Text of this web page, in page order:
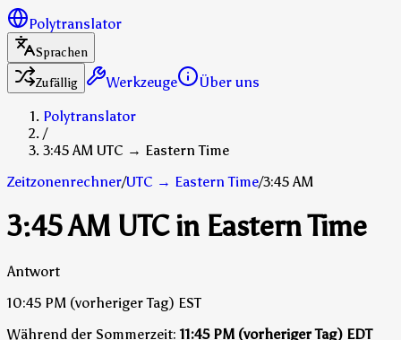
Polytranslator
Sprachen
Zufällig
Werkzeuge
Über uns
Polytranslator
/
3:45 AM UTC → Eastern Time
Zeitzonenrechner/UTC → Eastern Time/3:45 AM
3:45 AM UTC in Eastern Time
Antwort
10:45 PM (vorheriger Tag) EST
Während der Sommerzeit: 11:45 PM (vorheriger Tag) EDT